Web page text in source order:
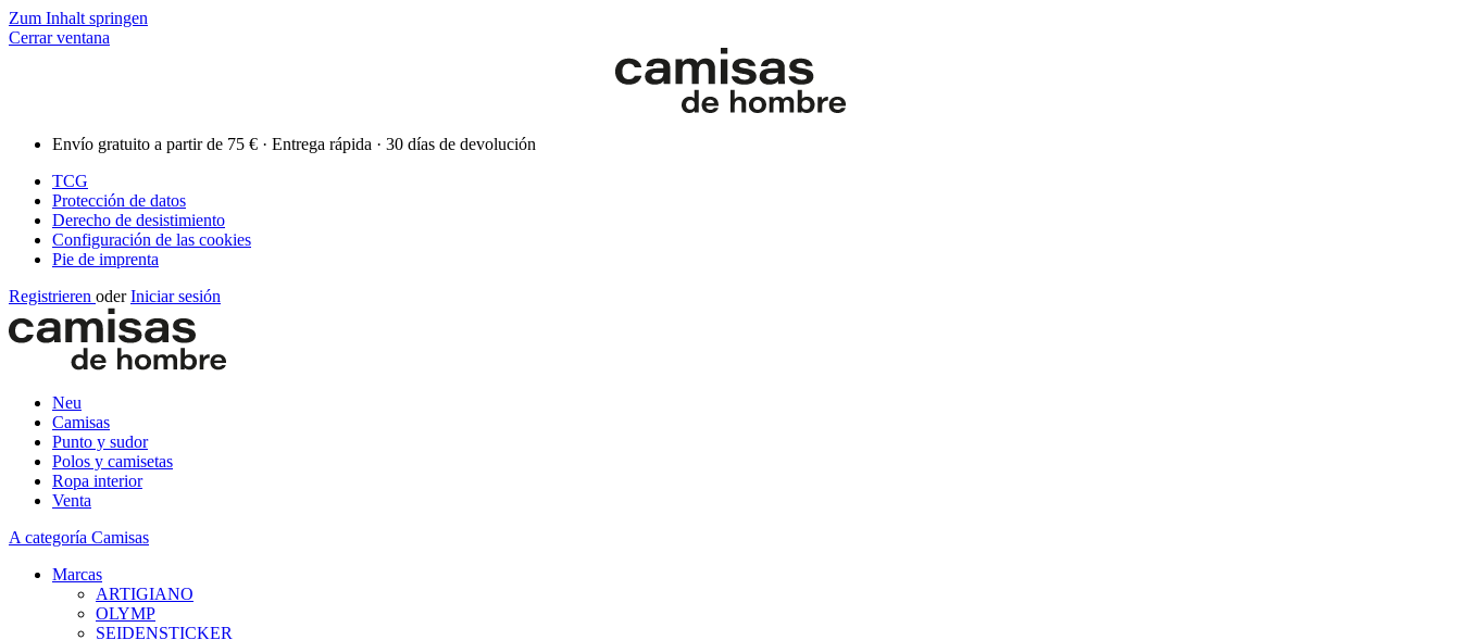
Zum Inhalt springen
Cerrar ventana
Envío gratuito a partir de 75 € · Entrega rápida · 30 días de devolución
TCG
Protección de datos
Derecho de desistimiento
Configuración de las cookies
Pie de imprenta
Registrieren oder Iniciar sesión
Neu
Camisas
Punto y sudor
Polos y camisetas
Ropa interior
Venta
A categoría Camisas
Marcas
ARTIGIANO
OLYMP
SEIDENSTICKER